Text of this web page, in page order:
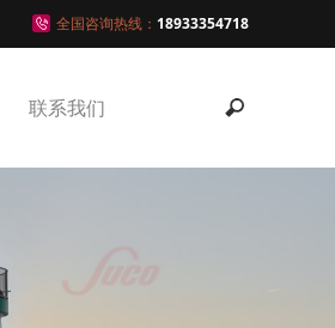
全国咨询热线： 18933354718
联系我们